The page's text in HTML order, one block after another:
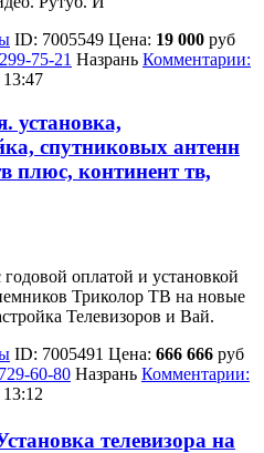
ID: 7005549 Цена: 19 000 руб
75-21 Назрань Комментарии:
установка,
спутниковых антенн
плюс, континент тв,
оплатой и установкой
Триколор ТВ на новые
Телевизоров и Вай.
ID: 7005491 Цена: 666 666 руб
60-80 Назрань Комментарии:
телевизора на